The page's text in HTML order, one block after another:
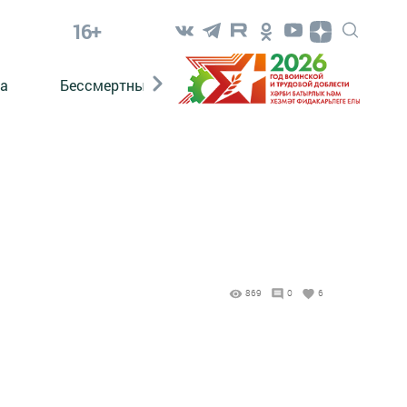
16+
Бессмертный полк. Кряшены
869 0 6